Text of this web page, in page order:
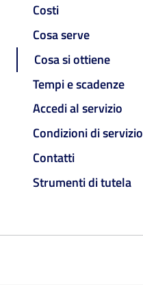
Costi
Cosa serve
Cosa si ottiene
Tempi e scadenze
Accedi al servizio
Condizioni di servizio
Contatti
Strumenti di tutela